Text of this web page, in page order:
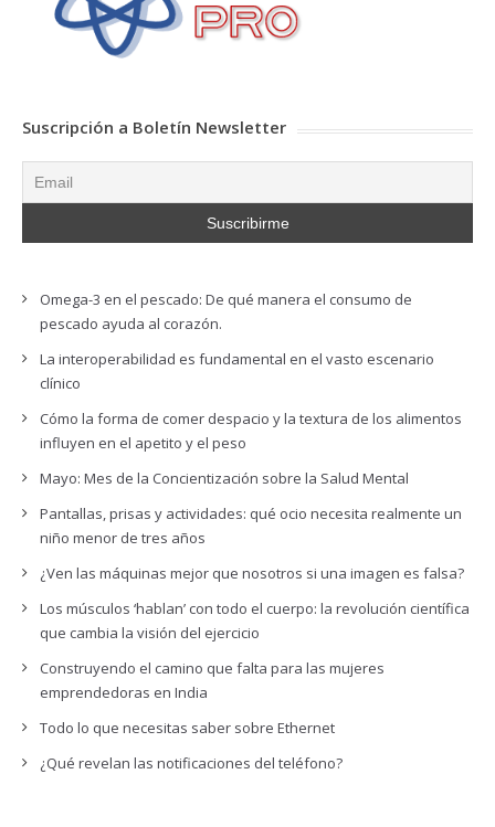
Suscripción a Boletín Newsletter
Omega-3 en el pescado: De qué manera el consumo de
pescado ayuda al corazón.
La interoperabilidad es fundamental en el vasto escenario
clínico
Cómo la forma de comer despacio y la textura de los alimentos
influyen en el apetito y el peso
Mayo: Mes de la Concientización sobre la Salud Mental
Pantallas, prisas y actividades: qué ocio necesita realmente un
niño menor de tres años
¿Ven las máquinas mejor que nosotros si una imagen es falsa?
Los músculos ‘hablan’ con todo el cuerpo: la revolución científica
que cambia la visión del ejercicio
Construyendo el camino que falta para las mujeres
emprendedoras en India
Todo lo que necesitas saber sobre Ethernet
¿Qué revelan las notificaciones del teléfono?